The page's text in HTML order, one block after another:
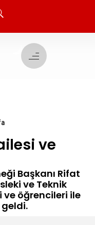
ve
Başkanı Rifat
ve Teknik
öğrencileri ile